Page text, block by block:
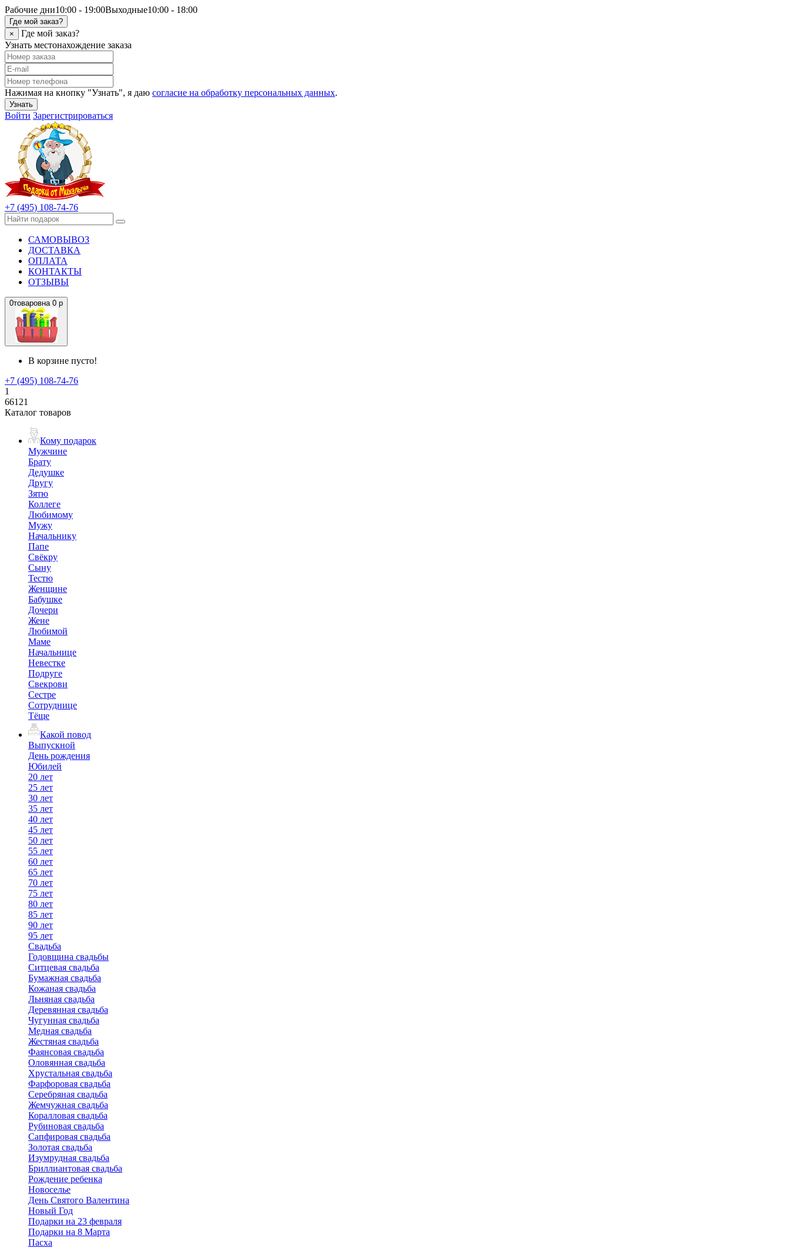
Рабочие дни10:00 - 19:00Выходные10:00 - 18:00
Где мой заказ?
×
Где мой заказ?
Узнать местонахождение заказа
Нажимая на кнопку "Узнать", я даю согласие на обработку персональных данных.
Узнать
Войти Зарегистрироваться
+7 (495) 108-74-76
САМОВЫВОЗ
ДОСТАВКА
ОПЛАТА
КОНТАКТЫ
ОТЗЫВЫ
0товаровна 0 р
В корзине пусто!
+7 (495) 108-74-76
1
66121
Каталог товаров
Кому подарок
Мужчине
Брату
Дедушке
Другу
Зятю
Коллеге
Любимому
Мужу
Начальнику
Папе
Свёкру
Сыну
Тестю
Женщине
Бабушке
Дочери
Жене
Любимой
Маме
Начальнице
Невестке
Подруге
Свекрови
Сестре
Сотруднице
Тёще
Какой повод
Выпускной
День рождения
Юбилей
20 лет
25 лет
30 лет
35 лет
40 лет
45 лет
50 лет
55 лет
60 лет
65 лет
70 лет
75 лет
80 лет
85 лет
90 лет
95 лет
Свадьба
Годовщина свадьбы
Ситцевая свадьба
Бумажная свадьба
Кожаная свадьба
Льняная свадьба
Деревянная свадьба
Чугунная свадьба
Медная свадьба
Жестяная свадьба
Фаянсовая свадьба
Оловянная свадьба
Хрустальная свадьба
Фарфоровая свадьба
Серебряная свадьба
Жемчужная свадьба
Коралловая свадьба
Рубиновая свадьба
Сапфировая свадьба
Золотая свадьба
Изумрудная свадьба
Бриллиантовая свадьба
Рождение ребенка
Новоселье
День Святого Валентина
Новый Год
Подарки на 23 февраля
Подарки на 8 Марта
Пасха